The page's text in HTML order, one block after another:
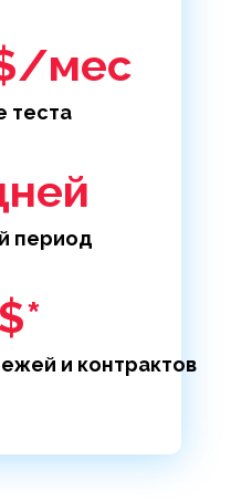
мес
и контрактов
период
теста